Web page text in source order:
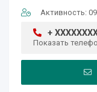
Активность:
+
Показать